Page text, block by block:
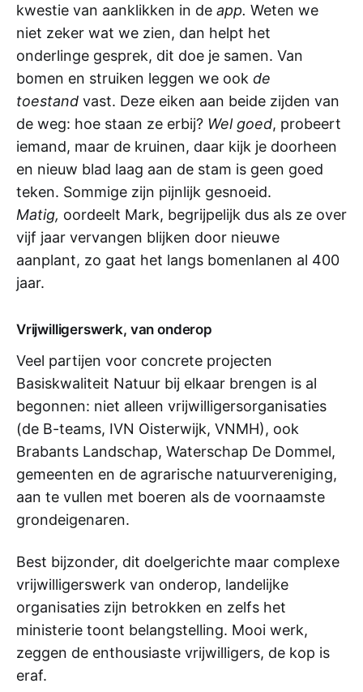
kwestie van aanklikken in de app. Weten we
niet zeker wat we zien, dan helpt het
onderlinge gesprek, dit doe je samen. Van
bomen en struiken leggen we ook de
toestand vast. Deze eiken aan beide zijden van
de weg: hoe staan ze erbij? Wel goed, probeert
iemand, maar de kruinen, daar kijk je doorheen
en nieuw blad laag aan de stam is geen goed
teken. Sommige zijn pijnlijk gesnoeid.
Matig, oordeelt Mark, begrijpelijk dus als ze over
vijf jaar vervangen blijken door nieuwe
aanplant, zo gaat het langs bomenlanen al 400
jaar.
Vrijwilligerswerk, van onderop
Veel partijen voor concrete projecten
Basiskwaliteit Natuur bij elkaar brengen is al
begonnen: niet alleen vrijwilligersorganisaties
(de B-teams, IVN Oisterwijk, VNMH), ook
Brabants Landschap, Waterschap De Dommel,
gemeenten en de agrarische natuurvereniging,
aan te vullen met boeren als de voornaamste
grondeigenaren.
Best bijzonder, dit doelgerichte maar complexe
vrijwilligerswerk van onderop, landelijke
organisaties zijn betrokken en zelfs het
ministerie toont belangstelling. Mooi werk,
zeggen de enthousiaste vrijwilligers, de kop is
eraf.